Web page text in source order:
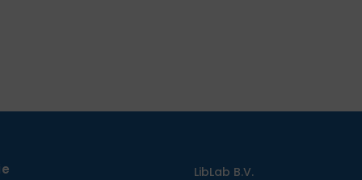
LibLab B.V.